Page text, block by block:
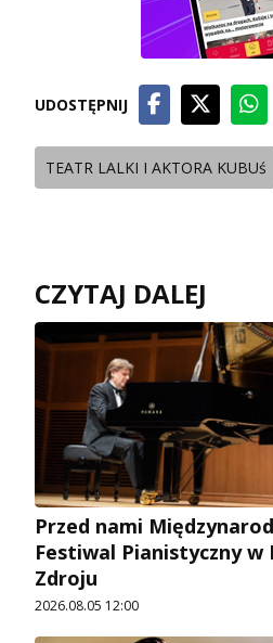
UDOSTĘPNIJ
TEATR LALKI I AKTORA KUBUś
CZYTAJ DALEJ
Przed nami
Festiwal Pianistyczny w
Zdroju
2026.08.05 12:00